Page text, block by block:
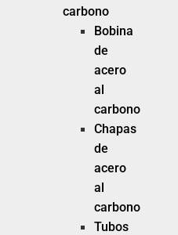
carbono
Bobina
de
acero
al
carbono
Chapas
de
acero
al
carbono
Tubos